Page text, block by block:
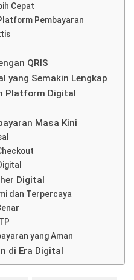
Cepat
Pembayaran
QRIS
yang Semakin Lengkap
Platform Digital
Masa Kini
Digital
dan Terpercaya
yang Aman
di Era Digital